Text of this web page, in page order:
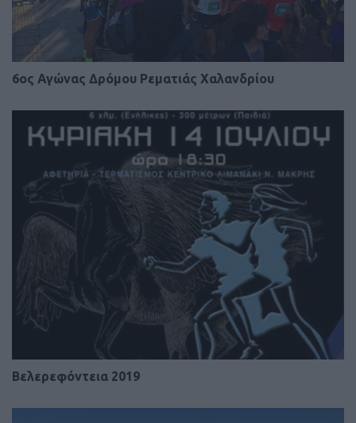
6ος Αγώνας Δρόμου Ρεματιάς Χαλανδρίου
Βελερεφόντεια 2019